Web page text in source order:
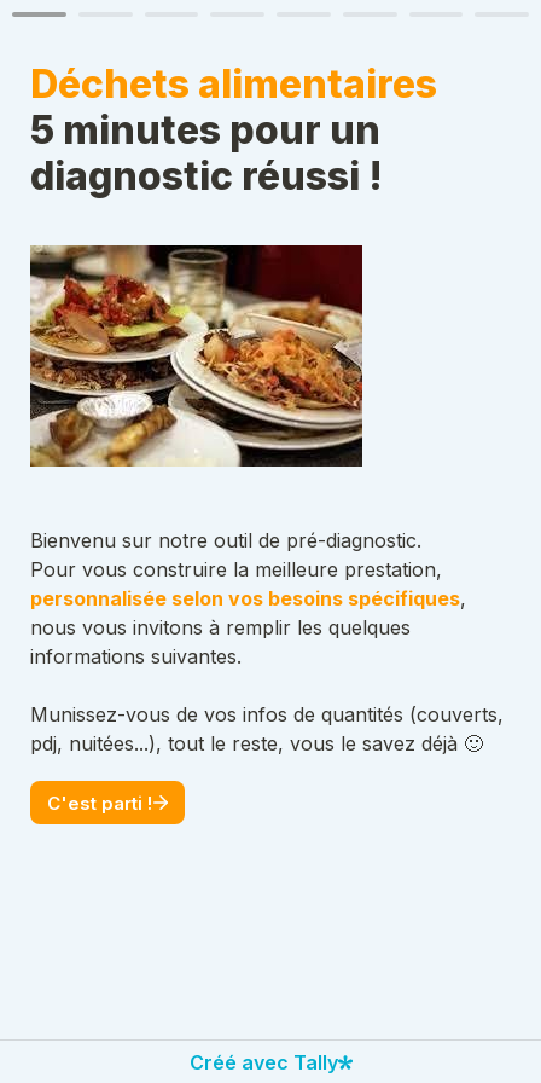
Déchets alimentaires
5 minutes pour un
diagnostic réussi !
Bienvenu sur notre outil de pré-diagnostic.
personnalisée selon vos besoins spécifiques,
nous vous invitons à remplir les quelques
informations suivantes.
Munissez-vous de vos infos de quantités (couverts,
pdj, nuitées...), tout le reste, vous le savez déjà 🙂
C'est parti !
Créé avec Tally